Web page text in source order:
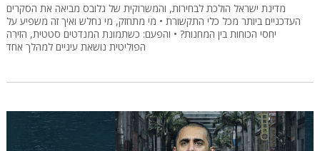
מדינת ישראל הולכת לבחירות, והמשרוקית של גלובס מביאה את הסקרים
העדכניים ביותר מכל כלי התקשורת • מי מתחזק, מי נחלש ואיך זה משפיע על
יחסי הכוחות בין המחנות? • והפעם: כשתמונת המנדטים סטטית, הזירה
הפוליטית נושאת עיניים למהלך אחד